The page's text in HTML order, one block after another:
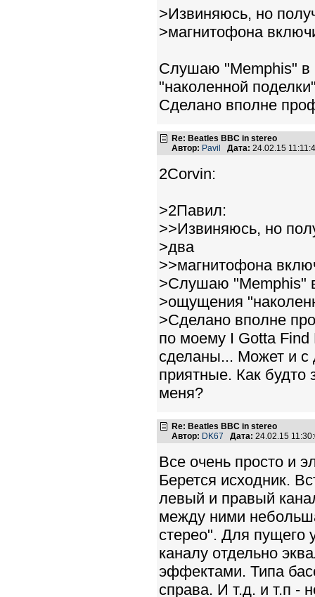
>Извиняюсь, но
>магнитофона
Слушаю "Memphis" в
"наколенной
Сделано вполне
Re: Beatles BBC in stereo
Автор: Pavil Дата: 24.02.15
2Corvin:
>2Павил:
>>Извиняюсь, но
>два
>>магнитофона
>Слушаю "Memphis"
>ощущения
>Сделано вполне
по моему I Gotta Find
сделаны... Может и с
приятные. Как будто
меня?
Re: Beatles BBC in stereo
Автор: DK67 Дата: 24.02.15
Все очень просто и
Берется исходник.
левый и правый
между ними
стерео". Для пущего
каналу отдельно
эффектами. Типа
справа. И т.д. и т.п -